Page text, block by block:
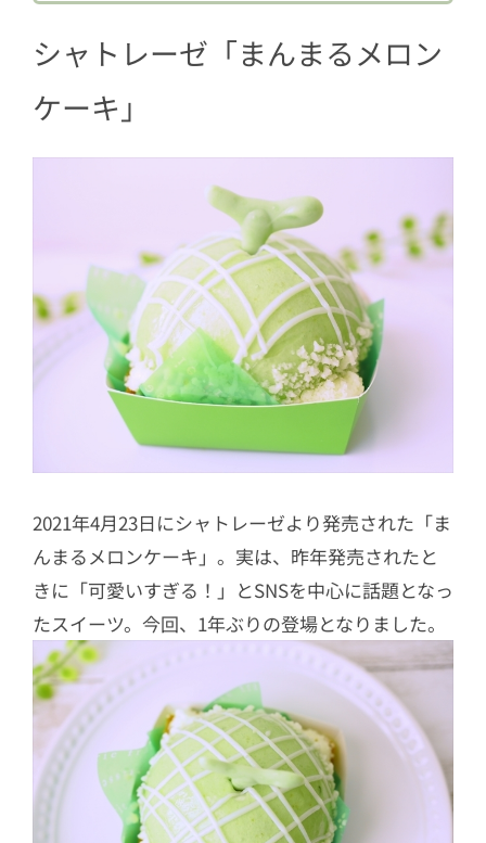
シャトレーゼ「まんまるメロン
ケーキ」
2021年4月23日にシャトレーゼより発売された「ま
んまるメロンケーキ」。実は、昨年発売されたと
きに「可愛いすぎる！」とSNSを中心に話題となっ
たスイーツ。今回、1年ぶりの登場となりました。